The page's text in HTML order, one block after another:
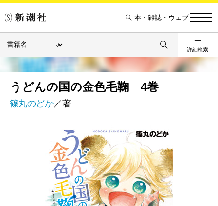
本・雑誌・ウェブ
詳細検索
うどんの国の金色毛鞠 4巻
篠丸のどか／著